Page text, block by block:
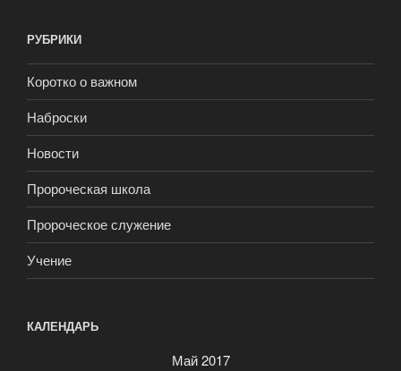
РУБРИКИ
Коротко о важном
Наброски
Новости
Пророческая школа
Пророческое служение
Учение
КАЛЕНДАРЬ
Май 2017